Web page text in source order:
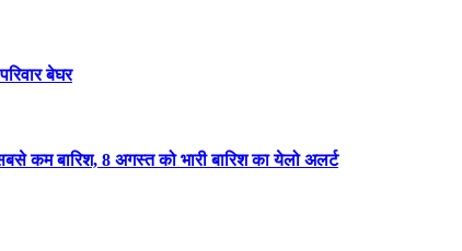
बेघर
कम बारिश, 8 अगस्त को भारी बारिश का येलो अलर्ट